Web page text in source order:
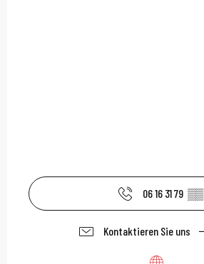
06 16 31 79 ▒▒
Kontaktieren Sie uns